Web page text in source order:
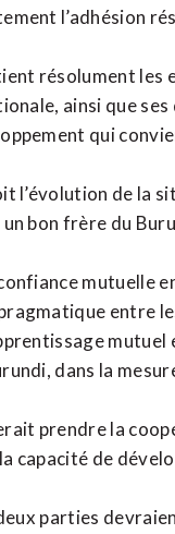
l’adhésion
résolument
ainsi que
qui
l’évolution de la
bon frère du
mutuelle
entre
dans la
prendre la
capacité de
parties